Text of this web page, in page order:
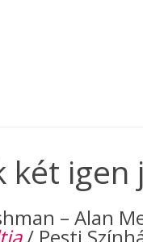
két
– Alan